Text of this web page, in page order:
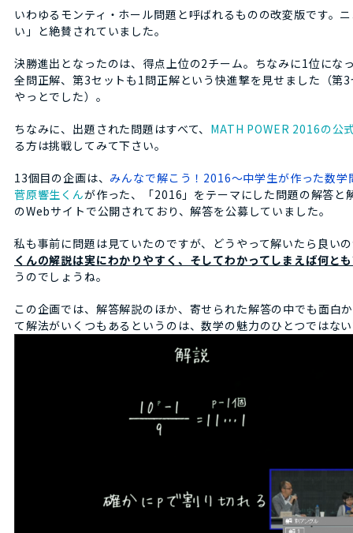
いわゆるモンティ・ホール問題と呼ばれるものの改変版です。
い」と絶賛されていました。
決勝進出となったのは、得点上位の2チーム。ちなみに1位にな
全問正解、第3セットも1問正解という快進撃を見せました（第
やっとでした）。
ちなみに、出題された問題はすべて、 MATH POWER 2016の公
る方は挑戦してみて下さい。
13個目の企画は、 みんなで解こう！2016～中学生が作った数学
菅原響生くんが作った、「2016」をテーマにした問題の解答
のWebサイトで公開されており、解答を公募していました。
私も事前に問題は見ていたのですが、どうやって解いたら良い
くんの解説は実にわかりやすく、そしてわかってしまえば何と
うのでしょうね。
この企画では、解答解説のほか、寄せられた解答の中でも面白
て解法がいくつもあるというのは、数学の魅力のひとつではな